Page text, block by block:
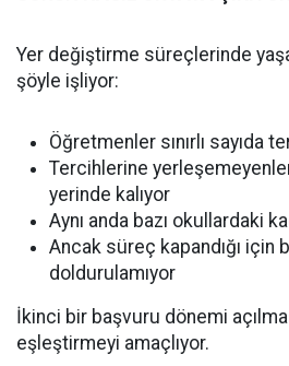
Yer değiştirme süreçlerinde
şöyle işliyor:
Öğretmenler sınırlı sayıda
Tercihlerine
yerinde kalıyor
Aynı anda bazı okullardaki
Ancak süreç kapandığı için
doldurulamıyor
İkinci bir başvuru dönemi
eşleştirmeyi amaçlıyor.